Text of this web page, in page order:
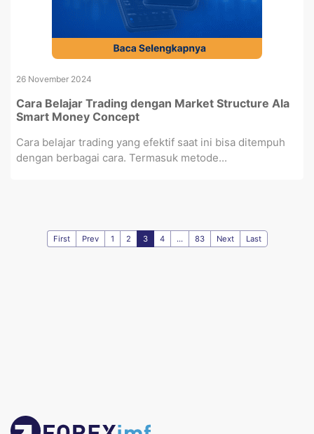
26 November 2024
Cara Belajar Trading dengan Market Structure Ala
Smart Money Concept
Cara belajar trading yang efektif saat ini bisa ditempuh
dengan berbagai cara. Termasuk metode...
First Prev 1 2 3 4 ... 83 Next Last